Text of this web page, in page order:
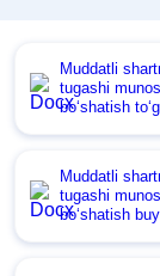
Muddatli
tugashi
boʻshatish
Muddatli
tugashi
boʻshatish